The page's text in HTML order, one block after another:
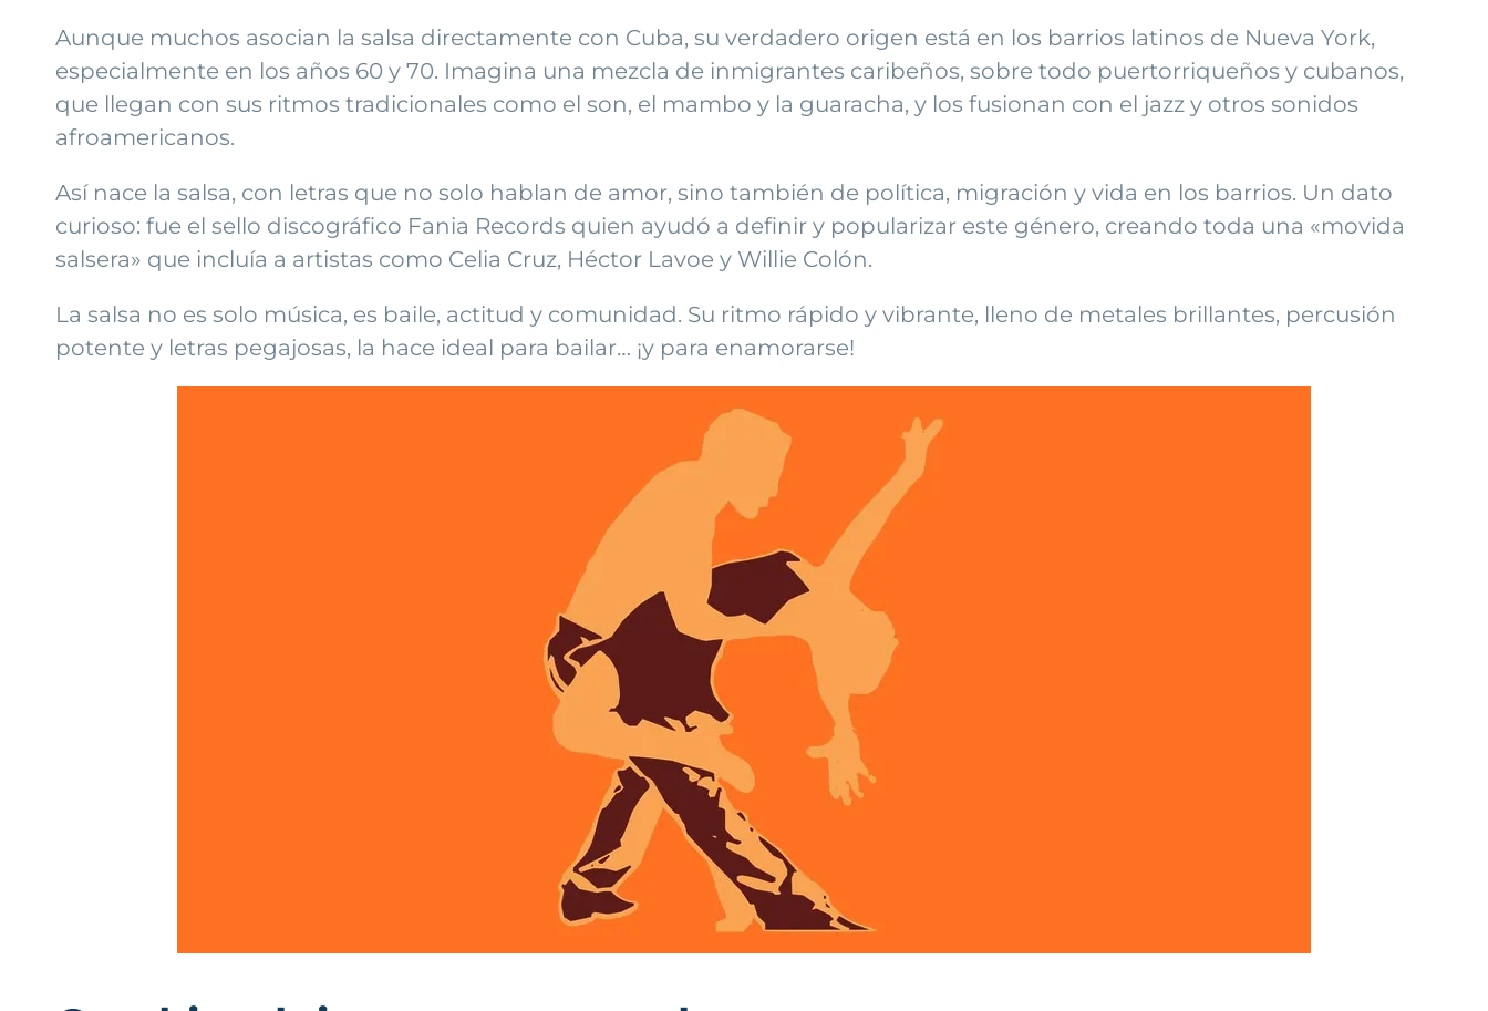
Aunque muchos asocian la salsa directamente con Cuba, su verdadero origen está en los barrios latinos de Nueva York,
especialmente en los años 60 y 70. Imagina una mezcla de inmigrantes caribeños, sobre todo puertorriqueños y cubanos,
que llegan con sus ritmos tradicionales como el son, el mambo y la guaracha, y los fusionan con el jazz y otros sonidos
afroamericanos.
Así nace la salsa, con letras que no solo hablan de amor, sino también de política, migración y vida en los barrios. Un dato
curioso: fue el sello discográfico Fania Records quien ayudó a definir y popularizar este género, creando toda una «movida
salsera» que incluía a artistas como Celia Cruz, Héctor Lavoe y Willie Colón.
La salsa no es solo música, es baile, actitud y comunidad. Su ritmo rápido y vibrante, lleno de metales brillantes, percusión
potente y letras pegajosas, la hace ideal para bailar… ¡y para enamorarse!